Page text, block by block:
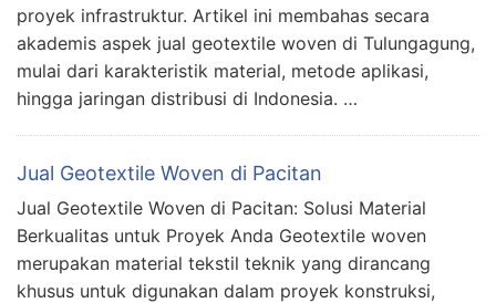
proyek infrastruktur. Artikel ini membahas secara
akademis aspek jual geotextile woven di Tulungagung,
mulai dari karakteristik material, metode aplikasi,
hingga jaringan distribusi di Indonesia. …
Jual Geotextile Woven di Pacitan
Jual Geotextile Woven di Pacitan: Solusi Material
Berkualitas untuk Proyek Anda Geotextile woven
merupakan material tekstil teknik yang dirancang
khusus untuk digunakan dalam proyek konstruksi,